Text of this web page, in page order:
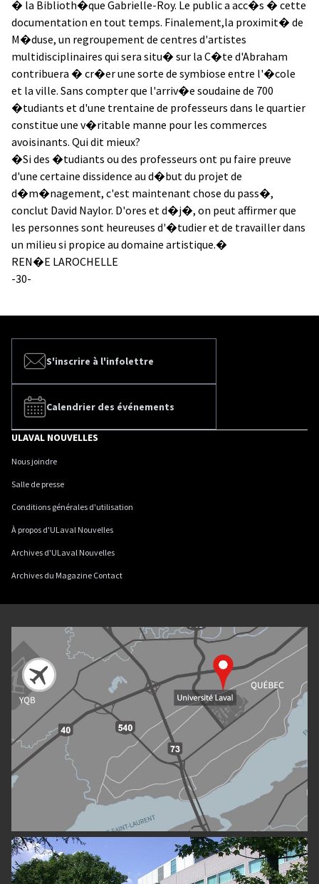
� la Biblioth�que Gabrielle-Roy. Le public a acc�s � cette
documentation en tout temps. Finalement,la proximit� de
M�duse, un regroupement de centres d'artistes
multidisciplinaires qui sera situ� sur la C�te d'Abraham
contribuera � cr�er une sorte de symbiose entre l'�cole
et la ville. Sans compter que l'arriv�e soudaine de 700
�tudiants et d'une trentaine de professeurs dans le quartier
constitue une v�ritable manne pour les commerces
avoisinants. Qui dit mieux?
�Si des �tudiants ou des professeurs ont pu faire preuve
d'une certaine dissidence au d�but du projet de
d�m�nagement, c'est maintenant chose du pass�,
conclut David Naylor. D'ores et d�j�, on peut affirmer que
les personnes sont heureuses d'�tudier et de travailler dans
un milieu si propice au domaine artistique.�
REN�E LAROCHELLE
-30-
S'inscrire à l'infolettre
Calendrier des événements
ULAVAL NOUVELLES
Nous joindre
Salle de presse
Conditions générales d'utilisation
À propos d'ULaval Nouvelles
Archives d'ULaval Nouvelles
Archives du Magazine Contact